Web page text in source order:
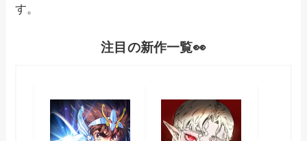
す。
注目の新作一覧👀